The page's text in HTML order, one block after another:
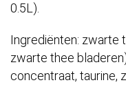
0.5L).
Ingrediënten: zwarte
zwarte thee
concentraat, taurine,